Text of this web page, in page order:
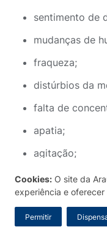
Cookies: O site da
experiência e
Permitir
sentimento de
mudanças de
fraqueza;
distúrbios da
falta de
apatia;
agitação;
confusão;
visão borrada;
constipação;